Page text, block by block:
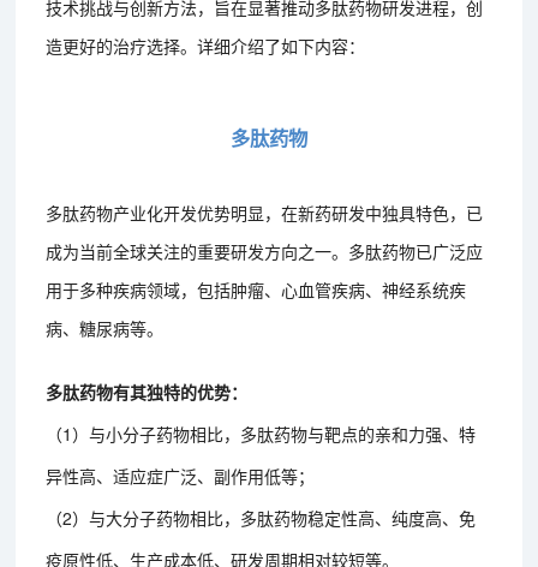
技术挑战与创新方法，旨在显著推动多肽药物研发进程，创
造更好的治疗选择。详细介绍了如下内容：
多肽药物
多肽药物产业化开发优势明显，在新药研发中独具特色，已
成为当前全球关注的重要研发方向之一。多肽药物已广泛应
用于多种疾病领域，包括肿瘤、心血管疾病、神经系统疾
病、糖尿病等。
多肽药物有其独特的优势：
（1）与小分子药物相比，多肽药物与靶点的亲和力强、特
异性高、适应症广泛、副作用低等；
（2）与大分子药物相比，多肽药物稳定性高、纯度高、免
疫原性低、生产成本低、研发周期相对较短等。